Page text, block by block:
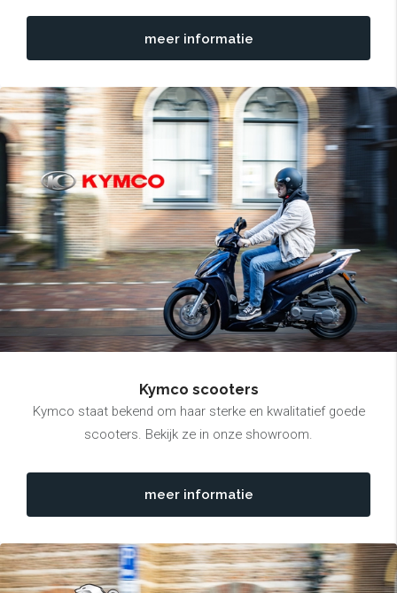
meer informatie
Kymco scooters
Kymco staat bekend om haar sterke en kwalitatief goede
scooters. Bekijk ze in onze showroom.
meer informatie